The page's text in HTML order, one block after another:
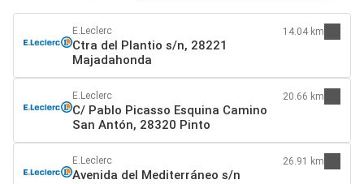
E.Leclerc
Ctra del Plantio s/n, 28221
Majadahonda
14.04 km
E.Leclerc
C/ Pablo Picasso Esquina Camino
San Antón, 28320 Pinto
20.66 km
E.Leclerc
Avenida del Mediterráneo s/n
26.91 km